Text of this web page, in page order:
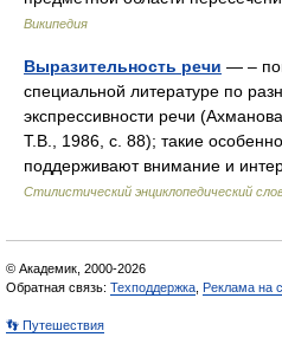
Википедия
Выразительность речи — –
специальной литературе по
экспрессивности речи
Т.В., 1986, с. 88); такие
поддерживают внимание и
Стилистический энциклопедический
© Академик, 2000-2026
Обратная связь: Техподдержка Реклама на
👣 Путешествия